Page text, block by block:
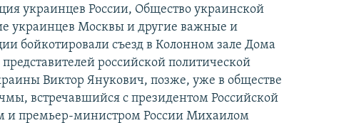
украинцев России, Общество украинской
украинцев Москвы и другие важные и
бойкотировали съезд в Колонном зале Дома
российской политической
Виктор Янукович, позже, уже в обществе
встречавшийся с президентом Российской
премьер-министром России Михаилом